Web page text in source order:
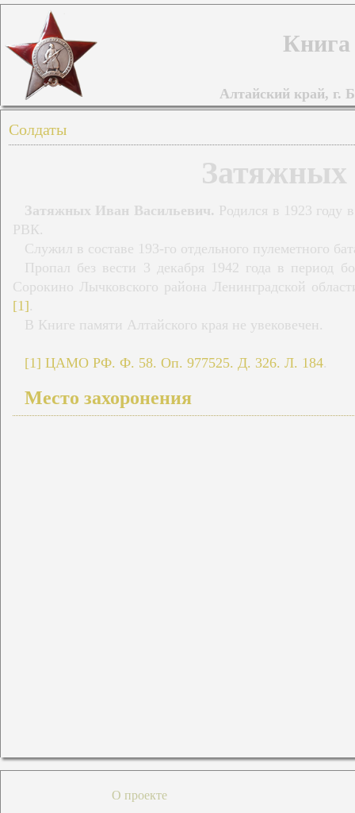
Алтайский край, г.
Солдаты
Затяжных
Затяжных Иван Васильевич. Родился в 1923 году
РВК.
Служил в составе 193-го отдельного пулеметного
Пропал без вести 3 декабря 1942 года в период
Сорокино Лычковского района Ленинградской
[1].
В Книге памяти Алтайского края не увековечен.
[1] ЦАМО РФ. Ф. 58. Оп. 977525. Д. 326. Л. 184.
Место захоронения
О проекте